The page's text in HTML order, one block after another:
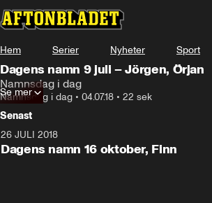
Hem Serier Nyheter Sport
Dagens namn 9 juli – Jörgen, Örjan
Namnsdag i dag
Namnsdag i dag • 04.07.18 • 22 sek
Se mer
Senast
26 JULI 2018
Dagens namn 16 oktober, Finn